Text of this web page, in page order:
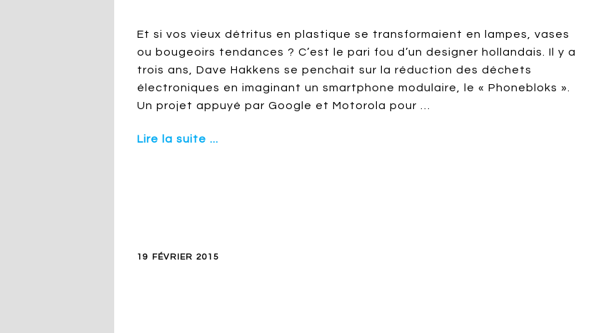
Et si vos vieux détritus en plastique se transformaient en lampes, vases
ou bougeoirs tendances ? C’est le pari fou d’un designer hollandais. Il y a
trois ans, Dave Hakkens se penchait sur la réduction des déchets
électroniques en imaginant un smartphone modulaire, le « Phonebloks ».
Un projet appuyé par Google et Motorola pour …
Lire la suite ...
19 FÉVRIER 2015